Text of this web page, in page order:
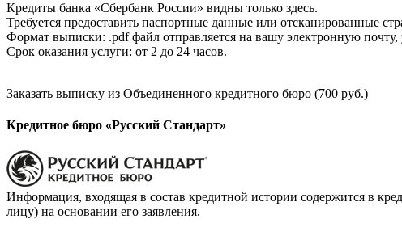
Кредиты банка «Сбербанк России» видны только здесь.
Требуется предоставить паспортные данные или отсканированные
Формат выписки: .pdf файл отправляется на вашу электронную
Срок оказания услуги: от 2 до 24 часов.
Заказать выписку из Объединенного кредитного бюро (700 руб.)
Кредитное бюро «Русский Стандарт»
Информация, входящая в состав кредитной истории содержится в
лицу) на основании его заявления.